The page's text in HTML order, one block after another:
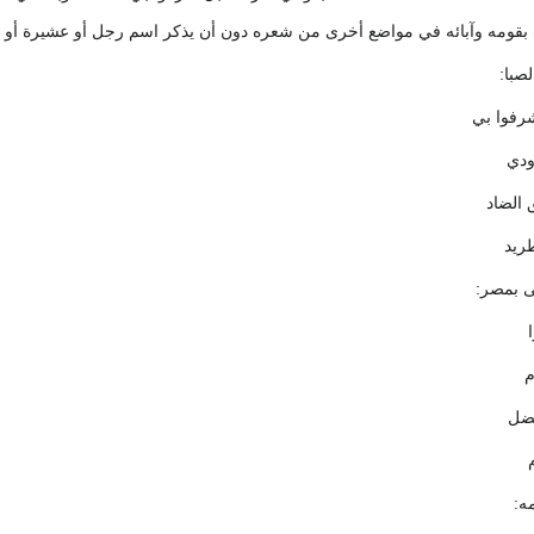
بقومه وآبائه في مواضع أخرى من شعره دون أن يذكر اسم رجل أو عشيرة أو
بي
بمصر: